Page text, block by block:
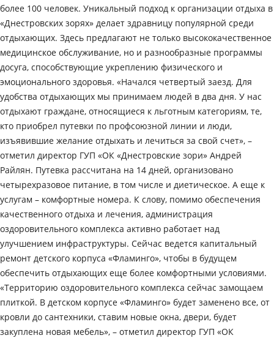
более 100 человек. Уникальный подход к организации отдыха в
«Днестровских зорях» делает здравницу популярной среди
отдыхающих. Здесь предлагают не только высококачественное
медицинское обслуживание, но и разнообразные программы
досуга, способствующие укреплению физического и
эмоционального здоровья. «Начался четвертый заезд. Для
удобства отдыхающих мы принимаем людей в два дня. У нас
отдыхают граждане, относящиеся к льготным категориям, те,
кто приобрел путевки по профсоюзной линии и люди,
изъявившие желание отдыхать и лечиться за свой счет», –
отметил директор ГУП «ОК «Днестровские зори» Андрей
Райлян. Путевка рассчитана на 14 дней, организовано
четырехразовое питание, в том числе и диетическое. А еще к
услугам – комфортные номера. К слову, помимо обеспечения
качественного отдыха и лечения, администрация
оздоровительного комплекса активно работает над
улучшением инфраструктуры. Сейчас ведется капитальный
ремонт детского корпуса «Фламинго», чтобы в будущем
обеспечить отдыхающих еще более комфортными условиями.
«Территорию оздоровительного комплекса сейчас замощаем
плиткой. В детском корпусе «Фламинго» будет заменено все, от
кровли до сантехники, ставим новые окна, двери, будет
закуплена новая мебель», – отметил директор ГУП «ОК